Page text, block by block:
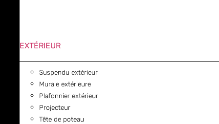
EXTÉRIEUR
Suspendu extérieur
Murale extérieure
Plafonnier extérieur
Projecteur
Tête de poteau